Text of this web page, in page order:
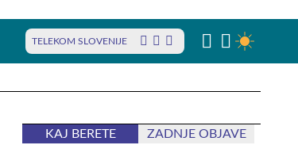
TELEKOM SLOVENIJE
KAJ BERETE ZADNJE OBJAVE